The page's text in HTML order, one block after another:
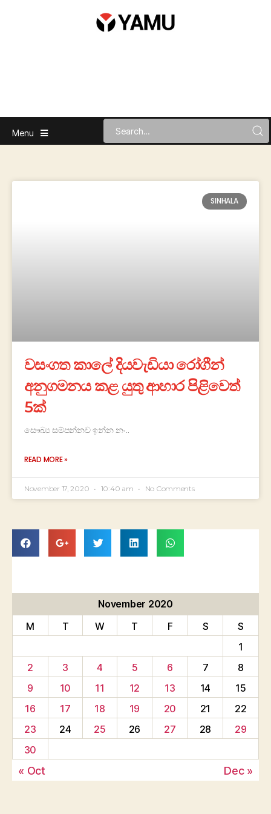
Menu
SINHALA
වසංගත කාලේ දියවැඩියා රෝගීන්
අනුගමනය කළ යුතු ආහාර පිළිවෙත්
5ක්
සෞඛ්‍ය සම්පන්නව ඉන්න නං..
READ MORE »
November 17, 2020 10:40 am No Comments
November 2020
M
T W T F S
S
1
2
3 4 5 6 7
8
9
10 11 12 13 14
15
16
17 18 19 20 21
22
23
24 25 26 27 28
29
30
« Oct Dec »